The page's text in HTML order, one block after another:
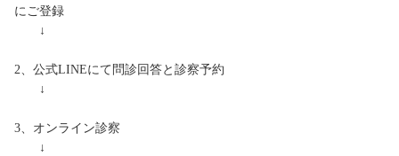
にご登録
↓
2、公式LINEにて問診回答と診察予約
↓
3、オンライン診察
↓